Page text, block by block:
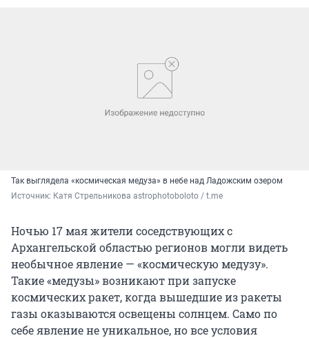
Так выглядела «космическая медуза» в небе над Ладожским озером
Источник: Катя Стрельникова astrophotoboloto / t.me
Ночью 17 мая жители соседствующих с
Архангельской областью регионов могли видеть
необычное явление — «космическую медузу».
Такие «медузы» возникают при запуске
космических ракет, когда вышедшие из ракеты
газы оказываются освещены солнцем. Само по
себе явление не уникальное, но все условия